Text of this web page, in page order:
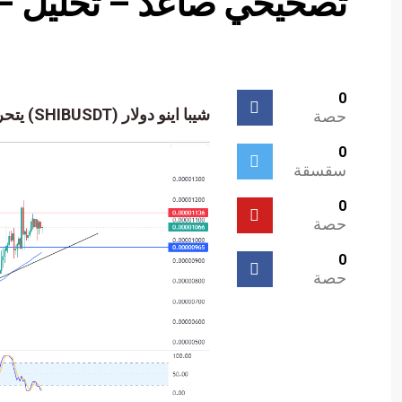
0
حصة
0
سقسقة
0
حصة
0
حصة
شيبا اينو دولار (SHIBUSDT) يتحرك بمحاذاة خط ميل تصحيحي صاعد – تحليل – 29-12-2023